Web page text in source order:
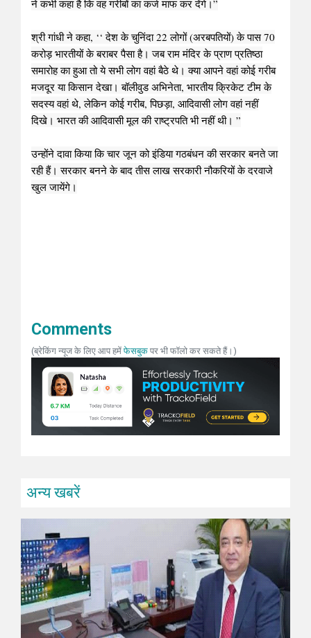
ने कभी कहा है कि वह गरीबों का कर्ज माफ कर देंगे।”
श्री गांधी ने कहा, ‘‘ देश के चुनिंदा 22 लोगों (अरबपतियों) के पास 70
करोड़ भारतीयों के बराबर पैसा है। जब राम मंदिर के प्राण प्रतिष्ठा
समारोह का हुआ तो ये सभी लोग वहां बैठे थे। क्या आपने वहां कोई गरीब
मजदूर या किसान देखा। बॉलीवुड अभिनेता, भारतीय क्रिकेट टीम के
सदस्य वहां थे, लेकिन कोई गरीब, पिछड़ा, आदिवासी लोग वहां नहीं
दिखे। भारत की आदिवासी मूल की राष्ट्रपति भी नहीं थी। ”
उन्होंने दावा किया कि चार जून को इंडिया गठबंधन की सरकार बनते जा
रही हैं। सरकार बनने के बाद तीस लाख सरकारी नौकरियों के दरवाजे
खुल जायेंगे।
Comments
(ब्रेकिंग न्यूज के लिए आप हमेंफेसबुक पर भी फॉलो कर सकते हैं।)
अन्य खबरें